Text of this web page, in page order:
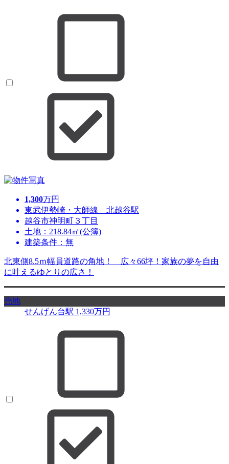
1,300万円
東武伊勢崎・大師線 北越谷駅
越谷市神明町３丁目
土地：218.84㎡(公簿)
建築条件：無
北東側8.5ｍ幅員道路の角地！ 広々66坪！家族の夢を自由
に叶えるゆとりの広さ！
売地
せんげん台駅 1,330万円